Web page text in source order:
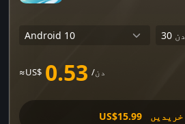
≈US$ 0.53 /دن
US$15.99 خریدیں